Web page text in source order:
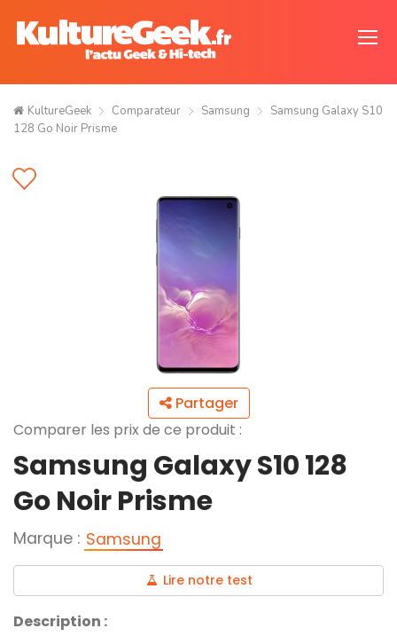
KultureGeek Comparateur Samsung
Samsung Galaxy S10
128 Go Noir Prisme
Partager
Comparer les prix de ce produit :
Samsung Galaxy S10 128
Go Noir Prisme
Marque : Samsung
Lire notre test
Description :